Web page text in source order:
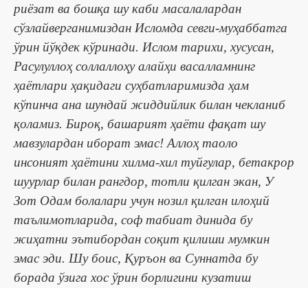
риёзат ва бошқа шу каби масалалардан
сўзлайверганимиздан Исломда севги-муҳаббатга
ўрин йўқдек кўринади. Ислом тарихи, хусусан,
Расулуллоҳ соллаллоҳу алайҳи васалламнинг
ҳаётлари ҳақидаги суҳбатларимизда ҳам
кўпинча ана шундай жиддийлик билан чекланиб
қоламиз. Бироқ, башарият ҳаёти фақат шу
мавзулардан иборат эмас! Аллоҳ таоло
инсоният ҳаётини хилма-хил туйғулар, бетакрор
шуурлар билан рангдор, тотли қилган экан, У
Зот Одам болалари учун нозил қилган илоҳий
таълимотларида, соф табиат динида бу
жиҳатни эътибордан соқит қилиши мумкин
эмас эди. Шу боис, Қуръон ва Суннатда бу
борада ўзига хос ўрин борлигини кузатиш